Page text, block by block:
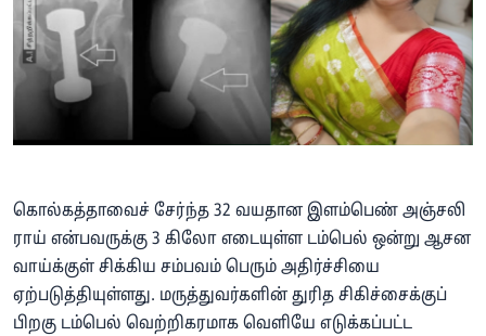
கொல்கத்தாவைச் சேர்ந்த 32 வயதான இளம்பெண் அஞ்சலி
ராய் என்பவருக்கு 3 கிலோ எடையுள்ள டம்பெல் ஒன்று ஆசன
வாய்க்குள் சிக்கிய சம்பவம் பெரும் அதிர்ச்சியை
ஏற்படுத்தியுள்ளது. மருத்துவர்களின் துரித சிகிச்சைக்குப்
பிறகு டம்பெல் வெற்றிகரமாக வெளியே எடுக்கப்பட்ட